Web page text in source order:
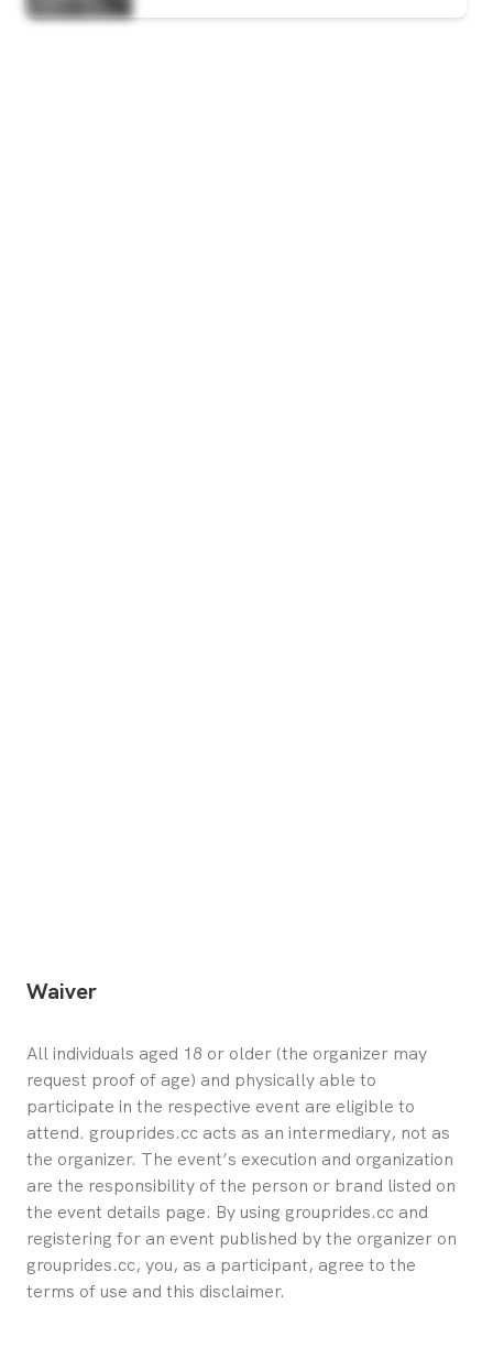
Waiver
All individuals aged 18 or older (the organizer may
request proof of age) and physically able to
participate in the respective event are eligible to
attend. grouprides.cc acts as an intermediary, not as
the organizer. The event’s execution and organization
are the responsibility of the person or brand listed on
the event details page. By using grouprides.cc and
registering for an event published by the organizer on
grouprides.cc, you, as a participant, agree to the
terms of use and this disclaimer.